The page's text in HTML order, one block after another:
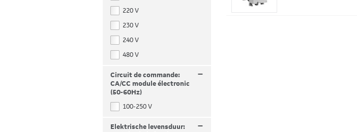
220 V
230 V
240 V
480 V
Circuit de commande:
CA/CC module électronic
(50-60Hz)
–
100-250 V
Elektrische levensduur:
–